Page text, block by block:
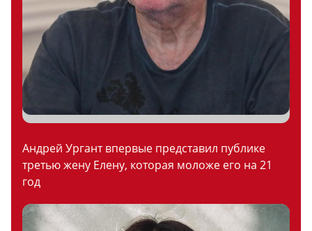
Андрей Ургант впервые представил публике
третью жену Елену, которая моложе его на 21
год